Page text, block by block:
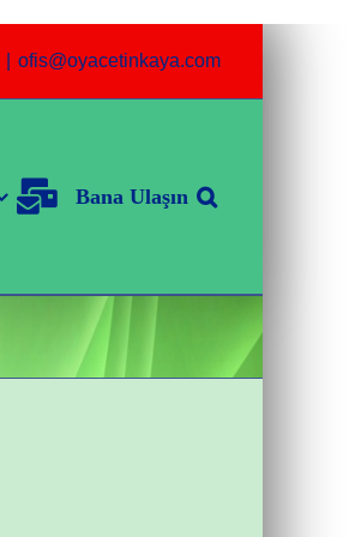
ofis@oyacetinkaya.com
Bana Ulaşın